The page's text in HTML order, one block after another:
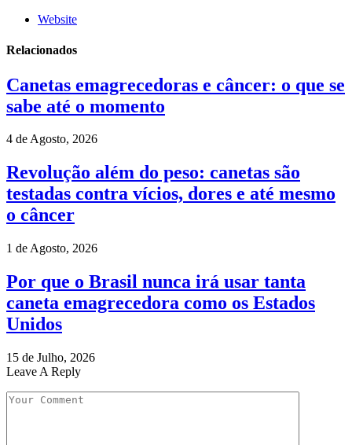
Website
Relacionados
Canetas emagrecedoras e câncer: o que se
sabe até o momento
4 de Agosto, 2026
Revolução além do peso: canetas são
testadas contra vícios, dores e até mesmo
o câncer
1 de Agosto, 2026
Por que o Brasil nunca irá usar tanta
caneta emagrecedora como os Estados
Unidos
15 de Julho, 2026
Leave A Reply